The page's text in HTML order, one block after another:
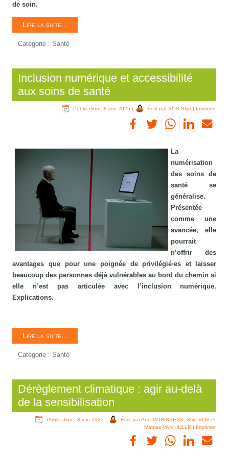
de soin.
Lire la suite...
Catégorie :Santé
Inclusion numérique et accessibilité
aux soins de santé
Publication : 8 juin 2025 | Écrit par VOS Stijn| Imprimer
La
numérisation
des soins de
santé se
généralise.
Présentée
comme une
avancée, elle
pourrait
n’offrir des
avantages que pour une poignée de privilégié·es et laisser
beaucoup des personnes déjà vulnérables au bord du chemin si
elle n’est pas articulée avec l’inclusion numérique.
Explications.
Lire la suite...
Catégorie :Santé
Dérèglement climatique : agir au-delà
de la sensibilisation
Publication : 8 juin 2025 |
Écrit par Ann MORISSENS, Stijn VOS et
Mattias VAN HULLE
Imprimer